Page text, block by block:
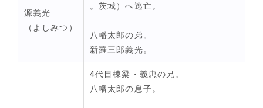
源義光
（よしみつ）
。茨城）へ逃亡。
八幡太郎の弟。
新羅三郎義光。
4代目棟梁・義忠の兄。
八幡太郎の息子。